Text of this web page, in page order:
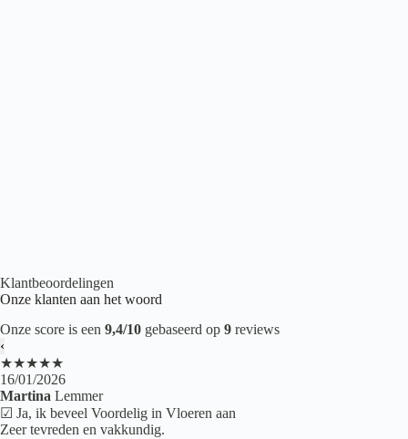
Klantbeoordelingen
Onze klanten aan het woord
Onze score is een 9,4/10 gebaseerd op 9 reviews
‹
★★★★★
16/01/2026
Martina Lemmer
☑ Ja, ik beveel Voordelig in Vloeren aan
Zeer tevreden en vakkundig.